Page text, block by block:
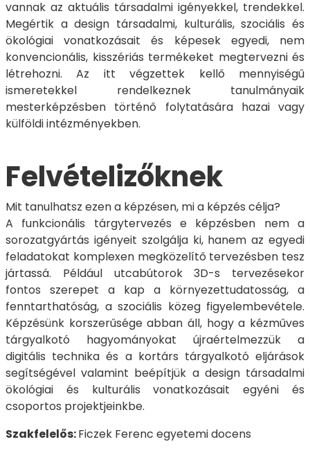
vannak az aktuális társadalmi igényekkel, trendekkel.
Megértik a design társadalmi, kulturális, szociális és
ökológiai vonatkozásait és képesek egyedi, nem
konvencionális, kisszériás termékeket megtervezni és
létrehozni. Az itt végzettek kellő mennyiségű
ismeretekkel rendelkeznek tanulmányaik
mesterképzésben történő folytatására hazai vagy
külföldi intézményekben.
Felvételizőknek
Mit tanulhatsz ezen a képzésen, mi a képzés célja?
A funkcionális tárgytervezés e képzésben nem a
sorozatgyártás igényeit szolgálja ki, hanem az egyedi
feladatokat komplexen megközelítő tervezésben tesz
jártassá. Például utcabútorok 3D-s tervezésekor
fontos szerepet a kap a környezettudatosság, a
fenntarthatóság, a szociális közeg figyelembevétele.
Képzésünk korszerűsége abban áll, hogy a kézműves
tárgyalkotó hagyományokat újraértelmezzük a
digitális technika és a kortárs tárgyalkotó eljárások
segítségével valamint beépítjük a design társadalmi
ökológiai és kulturális vonatkozásait egyéni és
csoportos projektjeinkbe.
Szakfelelős:Ficzek Ferenc egyetemi docens